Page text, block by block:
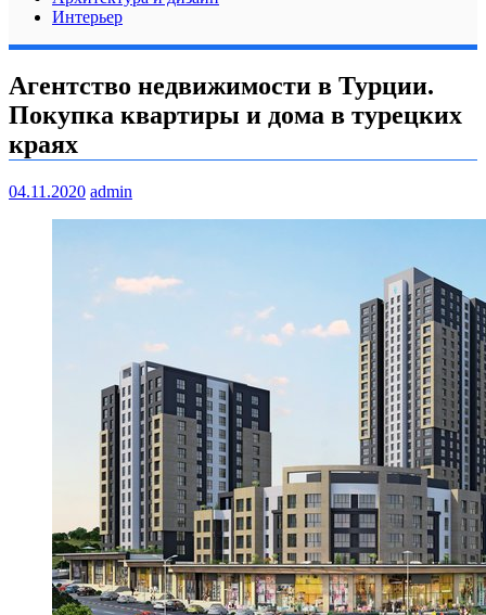
Интерьер
Агентство недвижимости в Турции.
Покупка квартиры и дома в турецких
краях
04.11.2020 admin